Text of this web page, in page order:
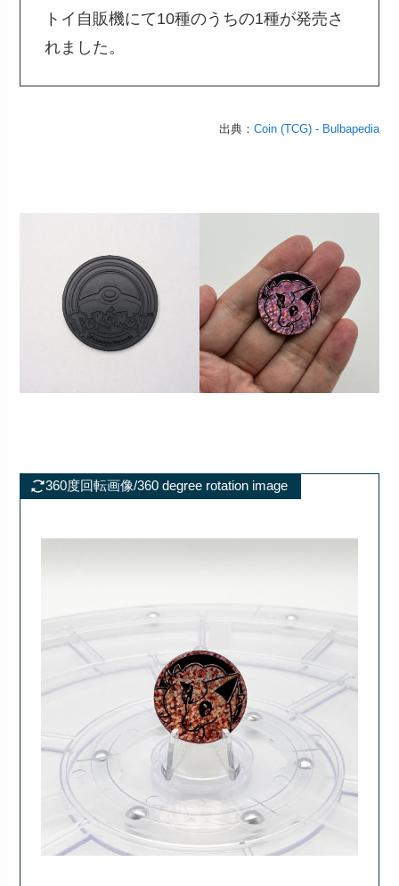
トイ自販機にて10種のうちの1種が発売さ
れました。
出典： Coin (TCG) - Bulbapedia
360度回転画像/360 degree rotation image